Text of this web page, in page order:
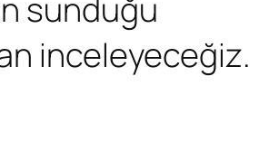
sunduğu
inceleyeceğiz.